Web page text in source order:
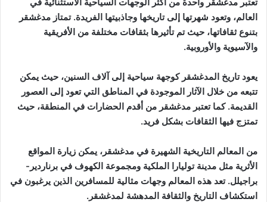
العالم، وتعود شهرتها إلى تاريخها وجاذبيتها الفريدة. تمتاز مدغشقر
بتنوع ثقافاتها، حيث تم تأثيرها بثقافات مختلفة من الأفريقية
والآسيوية والأوروبية.
يعود تاريخ المدغشقر كوجهة سياحية إلى آلاف السنين، حيث يمكن
تتبعه من خلال الآثار الموجودة في المناطق التي تعود إلى العصور
القديمة. كما تعتبر مدغشقر من أقدم الحضارات في المنطقة، حيث
تمتزج فيها الثقافات بشكل فريد.
من المعالم التاريخية الشهيرة في مدغشقر، يمكن زيارة المواقع
الأثرية مثل مدينة توليارا الملكية ومجموعة الكهوف في برناردير-
براجيلل. تعد هذه المعالم وجهات مثالية للمسافرين الذين يرغبون في
استكشاف التاريخ والثقافة المدهشة لمدغشقر.